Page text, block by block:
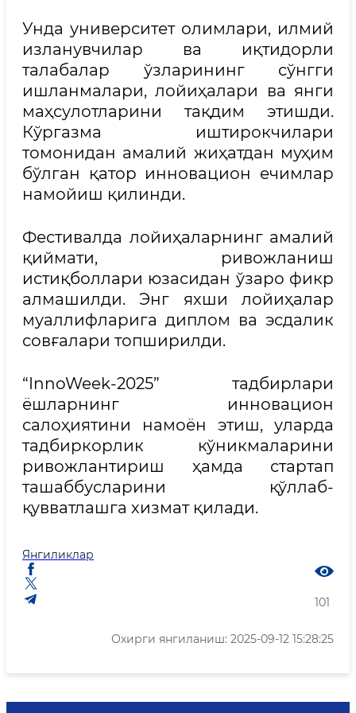
Унда университет олимлари, илмий
изланувчилар ва иқтидорли
талабалар ўзларининг сўнгги
ишланмалари, лойиҳалари ва янги
маҳсулотларини тақдим этишди.
Кўргазма иштирокчилари
томонидан амалий жиҳатдан муҳим
бўлган қатор инновацион ечимлар
намойиш қилинди.
Фестивалда лойиҳаларнинг амалий
қиймати, ривожланиш
истиқболлари юзасидан ўзаро фикр
алмашилди. Энг яхши лойиҳалар
муаллифларига диплом ва эсдалик
совғалари топширилди.
“InnoWeek-2025” тадбирлари
ёшларнинг инновацион
салоҳиятини намоён этиш, уларда
тадбиркорлик кўникмаларини
ривожлантириш ҳамда стартап
ташаббусларини қўллаб-
қувватлашга хизмат қилади.
Янгиликлар
101
Охирги янгиланиш: 2025-09-12 15:28:25